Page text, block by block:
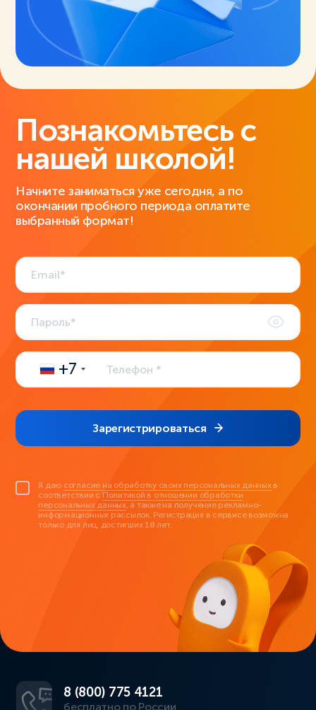
Познакомьтесь с
нашей школой!
Начните заниматься уже сегодня, а по
окончании пробного периода оплатите
выбранный формат!
+7
Зарегистрироваться
Я даю согласие на обработку своих персональных данныхв
соответствии с Политикой в отношении обработки
персональных данных, а также на получение рекламно-
информационных рассылок. Регистрация в сервисе возможна
только для лиц, достигших 18 лет.
8 (800) 775 4121
бесплатно по России